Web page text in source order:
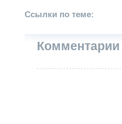
Ссылки по теме:
Комментарии